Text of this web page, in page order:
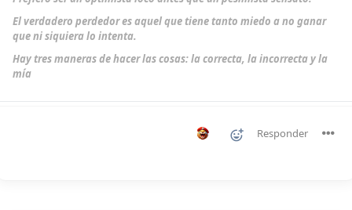
El verdadero perdedor es aquel que tiene tanto miedo a no ganar
que ni siquiera lo intenta.
Hay tres maneras de hacer las cosas: la correcta, la incorrecta y la
mía
Responder